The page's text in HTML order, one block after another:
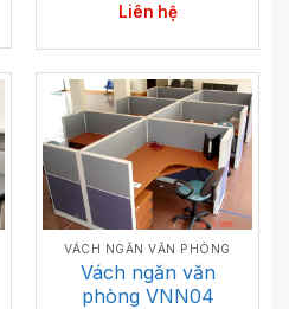
Liên hệ
VÁCH NGĂN VĂN PHÒNG
Vách ngăn văn
phòng VNN04